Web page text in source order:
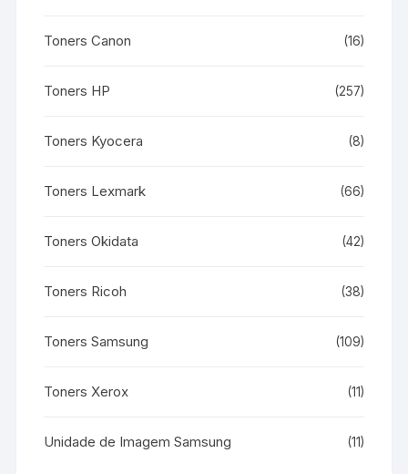
Toners Canon (16)
Toners HP (257)
Toners Kyocera (8)
Toners Lexmark (66)
Toners Okidata (42)
Toners Ricoh (38)
Toners Samsung (109)
Toners Xerox (11)
Unidade de Imagem Samsung (11)